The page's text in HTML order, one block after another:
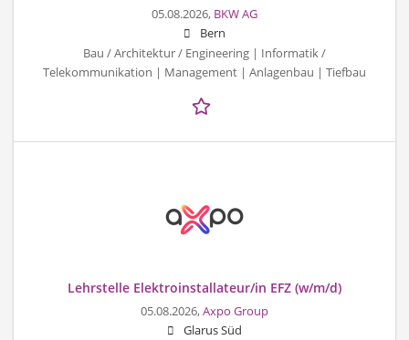
05.08.2026, BKW AG
Bern
Bau / Architektur / Engineering | Informatik /
Telekommunikation | Management | Anlagenbau | Tiefbau
Lehrstelle Elektroinstallateur/in EFZ (w/m/d)
05.08.2026,Axpo Group
Glarus Süd